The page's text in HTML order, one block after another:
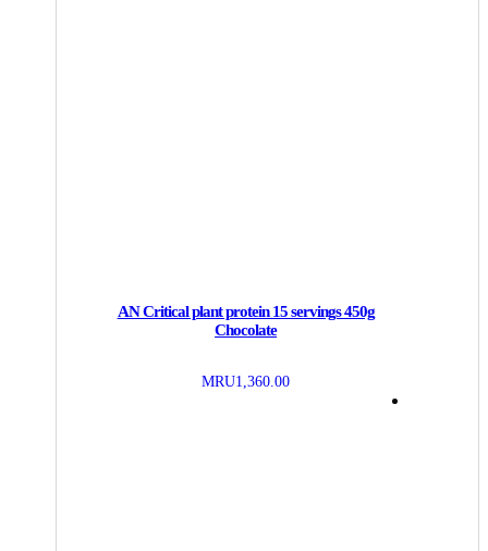
AN Critical plant protein 15 servings 450g
Chocolate
MRU1,360.00